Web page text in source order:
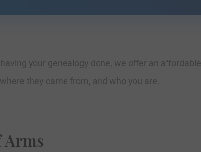
your genealogy done, we offer an affordable
they came from, and who you are.
Arms